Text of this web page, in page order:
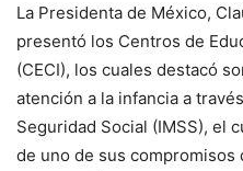
La Presidenta de México,
presentó los Centros de
(CECI), los cuales destacó
atención a la infancia a
Seguridad Social (IMSS), el
de uno de sus compromisos